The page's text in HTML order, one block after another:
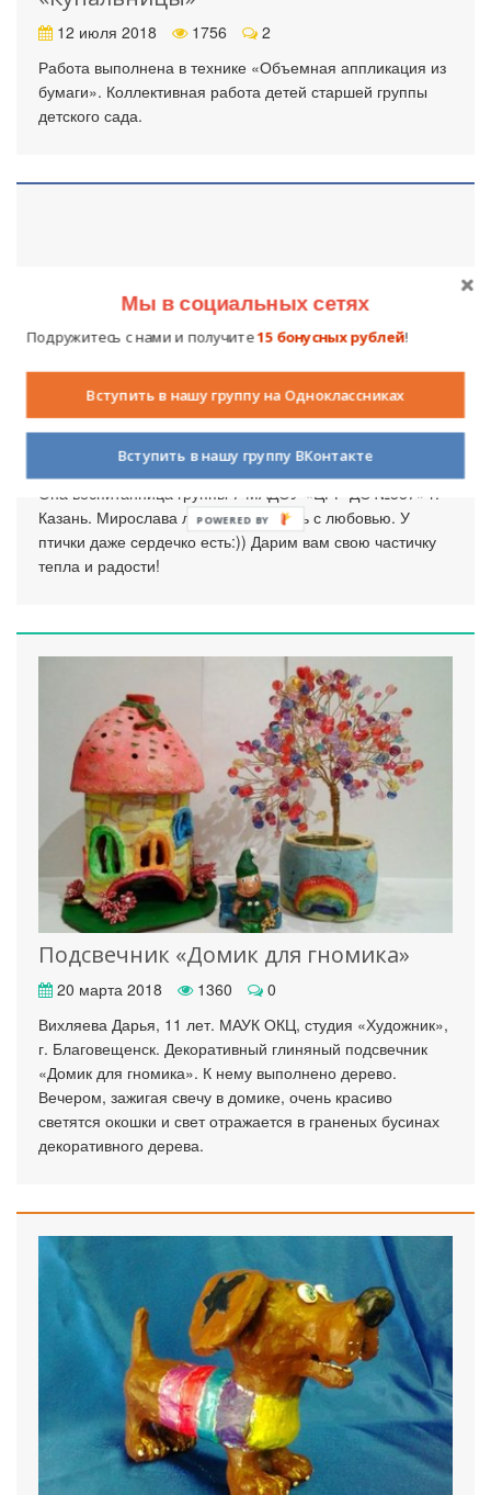
12 июля 2018 1756
2
Работа выполнена в технике «Объемная аппликация из
бумаги». Коллективная работа детей старшей группы
детского сада.
Поделка из пластилина «Птица»
16 апреля 2018 836
0
Работу выполнила дочь Мальцева Мирослава, 7 лет.
Она воспитанница группы 7 МАДОУ «ЦРР-ДС №387» г.
Казань. Мирослава любит все делать с любовью. У
птички даже сердечко есть:)) Дарим вам свою частичку
тепла и радости!
Подсвечник «Домик для гномика»
20 марта 2018 1360
0
Вихляева Дарья, 11 лет. МАУК ОКЦ, студия «Художник»,
г. Благовещенск. Декоративный глиняный подсвечник
«Домик для гномика». К нему выполнено дерево.
Вечером, зажигая свечу в домике, очень красиво
светятся окошки и свет отражается в граненых бусинах
декоративного дерева.
Мы в социальных сетях
Подружитесь с нами и получите15 бонусных рублей!
Вступить в нашу группу на Одноклассниках
Вступить в нашу группу ВКонтакте
POWERED
BY